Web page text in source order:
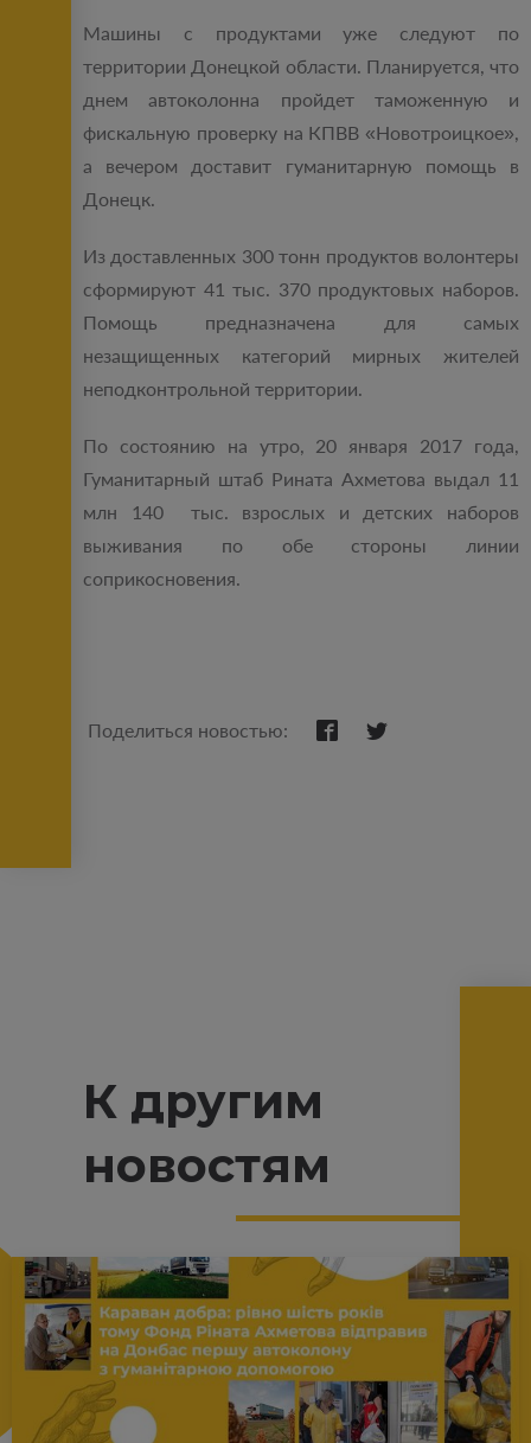
Машины с продуктами уже следуют по
территории Донецкой области. Планируется, что
днем автоколонна пройдет таможенную и
фискальную проверку на КПВВ «Новотроицкое»,
а вечером доставит гуманитарную помощь в
Донецк.
Из доставленных 300 тонн продуктов волонтеры
сформируют 41 тыс. 370 продуктовых наборов.
Помощь предназначена для самых
незащищенных категорий мирных жителей
неподконтрольной территории.
По состоянию на утро, 20 января 2017 года,
Гуманитарный штаб Рината Ахметова выдал 11
млн 140 тыс. взрослых и детских наборов
выживания по обе стороны линии
соприкосновения.
Поделиться новостью:
К другим
новостям